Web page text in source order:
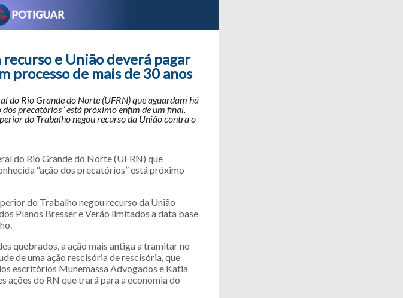
e União deverá pagar
processo de mais de 30 anos
do Rio Grande do Norte (UFRN) que aguardam há
precatórios” está próximo enfim de um final.
do Trabalho negou recurso da União contra o
do Rio Grande do Norte (UFRN) que
“ação dos precatórios” está próximo
do Trabalho negou recurso da União
Planos Bresser e Verão limitados a data base
quebrados, a ação mais antiga a tramitar no
de uma ação rescisória de rescisória, que
escritórios Munemassa Advogados e Katia
ações do RN que trará para a economia do